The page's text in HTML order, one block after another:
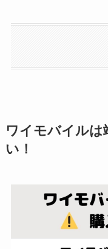
ワイモバイルは
い！